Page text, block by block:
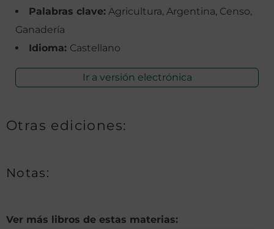
Palabras clave: Agricultura, Argentina, Censo,
Ganadería
Idioma: Castellano
Ir a versión electrónica
Otras ediciones:
Notas:
Ver más libros de estas materias: